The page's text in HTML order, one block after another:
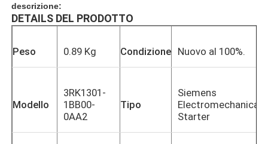
descrizione:
DETAILS DEL PRODOTTO
Peso 0.89 Kg Condizione Nuovo al 100%.
Modello
3RK1301-
1BB00-
0AA2
Tipo
Siemens
Electromechanical
Starter